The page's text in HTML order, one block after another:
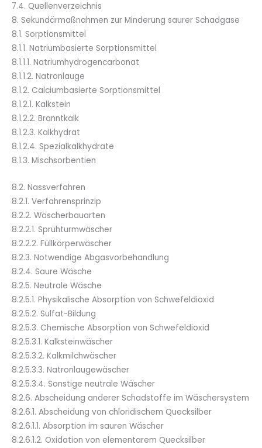
7.4. Quellenverzeichnis
8. Sekundärmaßnahmen zur Minderung saurer Schadgase
8.1. Sorptionsmittel
8.1.1. Natriumbasierte Sorptionsmittel
8.1.1.1. Natriumhydrogencarbonat
8.1.1.2. Natronlauge
8.1.2. Calciumbasierte Sorptionsmittel
8.1.2.1. Kalkstein
8.1.2.2. Branntkalk
8.1.2.3. Kalkhydrat
8.1.2.4. Spezialkalkhydrate
8.1.3. Mischsorbentien
8.2. Nassverfahren
8.2.1. Verfahrensprinzip
8.2.2. Wäscherbauarten
8.2.2.1. Sprühturmwäscher
8.2.2.2. Füllkörperwäscher
8.2.3. Notwendige Abgasvorbehandlung
8.2.4. Saure Wäsche
8.2.5. Neutrale Wäsche
8.2.5.1. Physikalische Absorption von Schwefeldioxid
8.2.5.2. Sulfat-Bildung
8.2.5.3. Chemische Absorption von Schwefeldioxid
8.2.5.3.1. Kalksteinwäscher
8.2.5.3.2. Kalkmilchwäscher
8.2.5.3.3. Natronlaugewäscher
8.2.5.3.4. Sonstige neutrale Wäscher
8.2.6. Abscheidung anderer Schadstoffe im Wäschersystem
8.2.6.1. Abscheidung von chloridischem Quecksilber
8.2.6.1.1. Absorption im sauren Wäscher
8.2.6.1.2. Oxidation von elementarem Quecksilber